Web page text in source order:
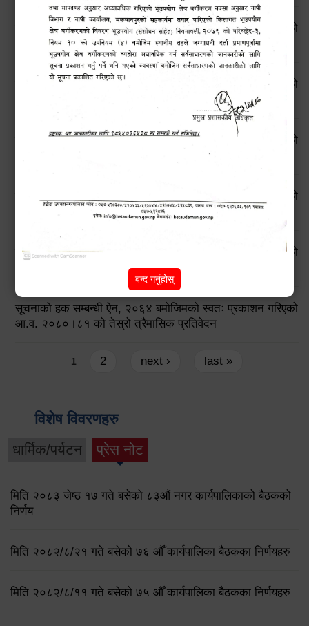
सूचनाको हक सम्बन्धी ऐन, २०६४ बमोजिमको स्वतः प्रकाशन गरिएको
आ.व. २०८१।८२ को चौथो त्रैमासिक प्रतिवेदन
सूचनाको हक सम्बन्धी ऐन, २०६४ बमोजिमको स्वतः प्रकाशन गरिएको
आ.व. २०८१।८२ को तेस्रो त्रैमासिक प्रतिवेदन
सूचनाको हक सम्बन्धी ऐन, २०६४ बमोजिमको स्वतः प्रकाशन गरिएको
आ.व. २०८१।८२ को दोस्रो त्रैमासिक प्रतिवेदन
सूचनाको हक सम्बन्धी ऐन, २०६४ बमोजिमको स्वतः प्रकाशन गरिएको
आ.व. २०८१।८२ को प्रथम त्रैमासिक प्रतिवेदन
सूचनाको हक सम्बन्धी ऐन, २०६४ बमोजिमको स्वतः प्रकाशन गरिएको
आ.व. २०८०।८१ को चौथो त्रैमासिक प्रतिवेदन
सूचनाको हक सम्बन्धी ऐन, २०६४ बमोजिमको स्वतः प्रकाशन गरिएको
आ.व. २०८०।८१ को तेस्रो त्रैमासिक प्रतिवेदन
1 2 next › last »
विशेष विवरणहरु
धार्मिक/पर्यटन प्रेस नोट
मिति २०८३ जेष्ठ १७ गते बसेको ८३औं नगर कार्यपालिकाको बैठकको
निर्णय
मिति २०८२/८/२१ गते बसेको ७६ औँ कार्यपालिका बैठकका निर्णयहरु
मिति २०८२/८/११ गते बसेको ७५ औँ कार्यपालिका बैठकका निर्णयहरु
बन्द गर्नुहोस्